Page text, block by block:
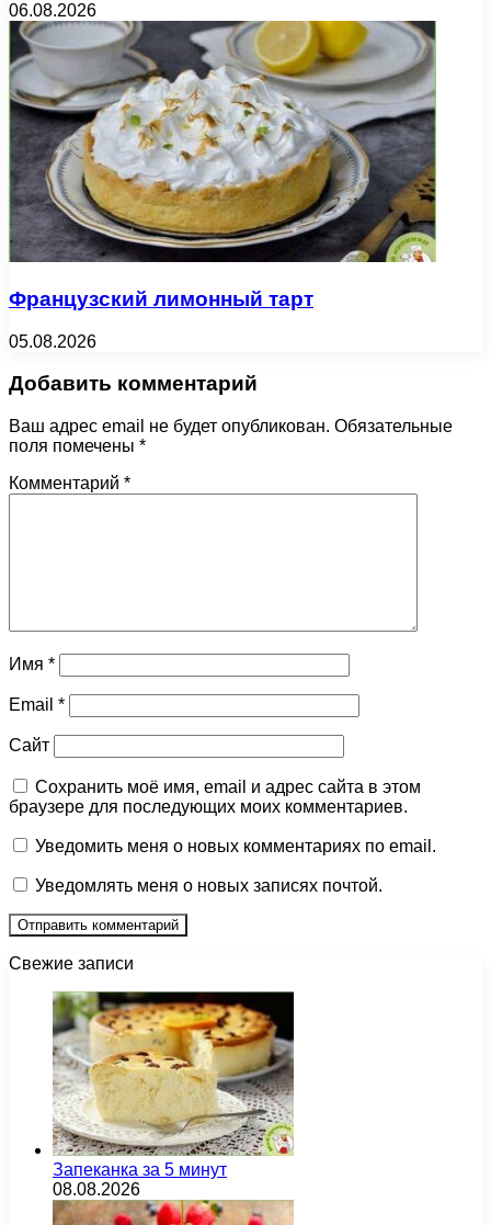
06.08.2026
Французский лимонный тарт
05.08.2026
Добавить комментарий
Ваш адрес email не будет опубликован. Обязательные
поля помечены *
Комментарий *
Имя *
Email *
Сайт
Сохранить моё имя, email и адрес сайта в этом
браузере для последующих моих комментариев.
Уведомить меня о новых комментариях по email.
Уведомлять меня о новых записях почтой.
Свежие записи
Запеканка за 5 минут
08.08.2026